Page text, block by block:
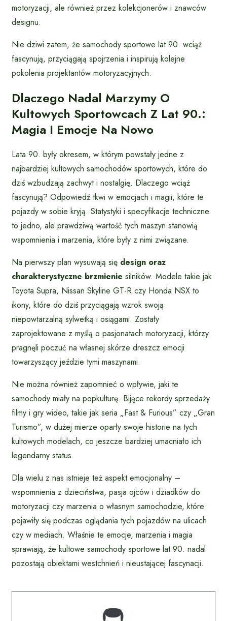
motoryzacji, ale również przez kolekcjonerów i znawców
designu.
Nie dziwi zatem, że samochody sportowe lat 90. wciąż
fascynują, przyciągają spojrzenia i inspirują kolejne
pokolenia projektantów motoryzacyjnych.
Dlaczego Nadal Marzymy O
Kultowych Sportowcach Z Lat 90.:
Magia I Emocje Na Nowo
Lata 90. były okresem, w którym powstały jedne z
najbardziej kultowych samochodów sportowych, które do
dziś wzbudzają zachwyt i nostalgię. Dlaczego wciąż
fascynują? Odpowiedź tkwi w emocjach i magii, które te
pojazdy w sobie kryją. Statystyki i specyfikacje techniczne
to jedno, ale prawdziwą wartość tych maszyn stanowią
wspomnienia i marzenia, które były z nimi związane.
Na pierwszy plan wysuwają się design oraz
charakterystyczne brzmienie silników. Modele takie jak
Toyota Supra, Nissan Skyline GT-R czy Honda NSX to
ikony, które do dziś przyciągają wzrok swoją
niepowtarzalną sylwetką i osiągami. Zostały
zaprojektowane z myślą o pasjonatach motoryzacji, którzy
pragnęli poczuć na własnej skórze dreszcz emocji
towarzyszący jeździe tymi maszynami.
Nie można również zapomnieć o wpływie, jaki te
samochody miały na popkulturę. Bijące rekordy sprzedaży
filmy i gry wideo, takie jak seria „Fast & Furious” czy „Gran
Turismo”, w dużej mierze oparły swoje historie na tych
kultowych modelach, co jeszcze bardziej umacniało ich
legendarny status.
Dla wielu z nas istnieje też aspekt emocjonalny –
wspomnienia z dzieciństwa, pasja ojców i dziadków do
motoryzacji czy marzenia o własnym samochodzie, które
pojawiły się podczas oglądania tych pojazdów na ulicach
czy w mediach. Właśnie te emocje, marzenia i magia
sprawiają, że kultowe samochody sportowe lat 90. nadal
pozostają obiektami westchnień i nieustającej fascynacji.